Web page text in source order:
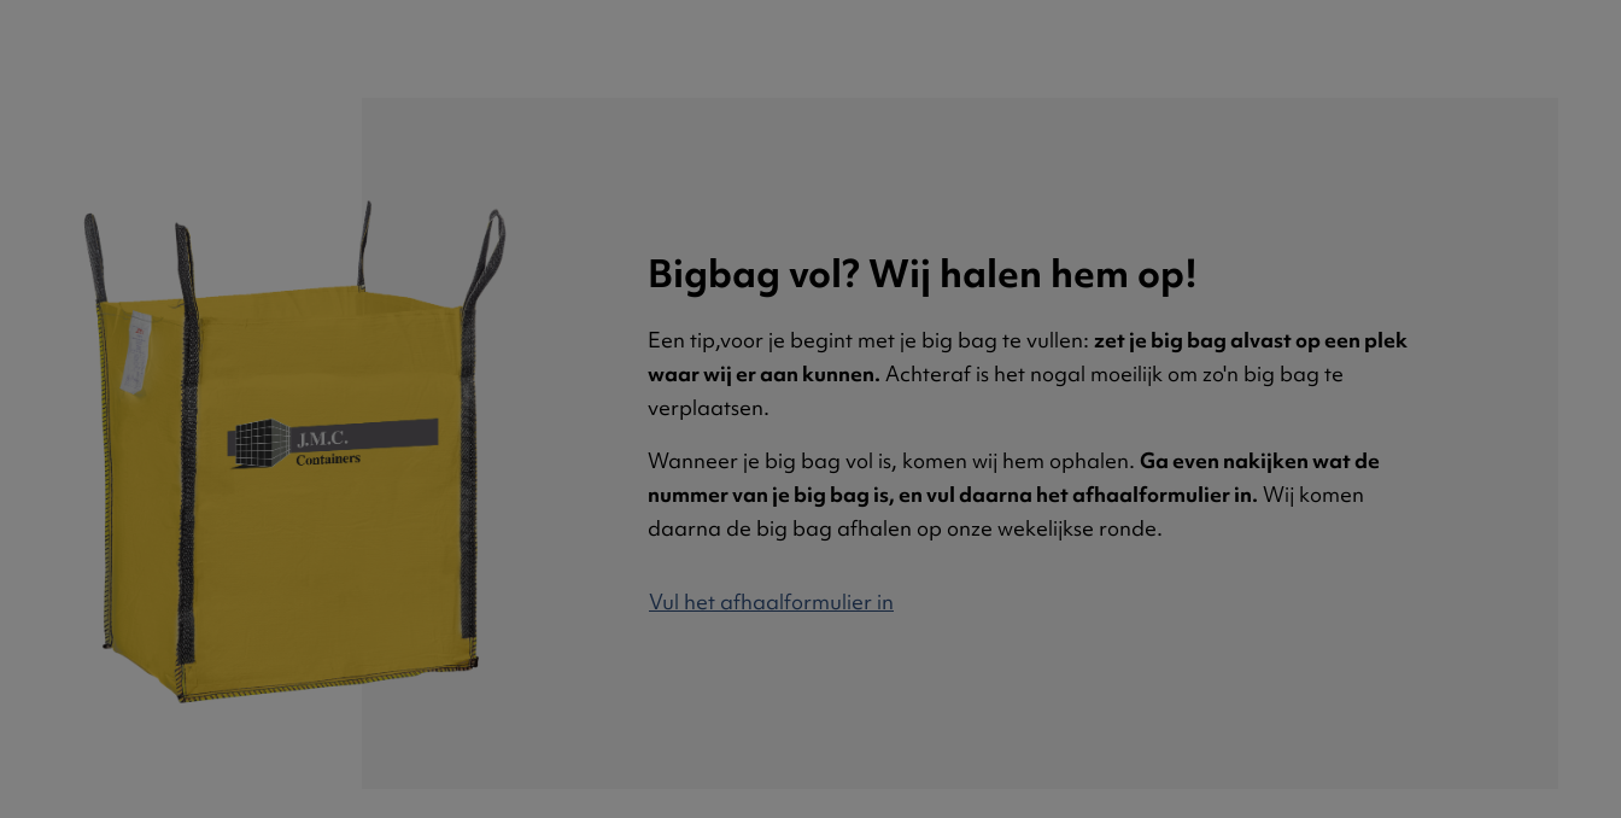
Bigbag vol? Wij halen hem op!
Een tip,voor je begint met je big bag te vullen: zet je big bag alvast op een plek
waar wij er aan kunnen. Achteraf is het nogal moeilijk om zo'n big bag te
verplaatsen.
Wanneer je big bag vol is, komen wij hem ophalen. Ga even nakijken wat de
nummer van je big bag is, en vul daarna het afhaalformulier in. Wij komen
daarna de big bag afhalen op onze wekelijkse ronde.
Vul het afhaalformulier in